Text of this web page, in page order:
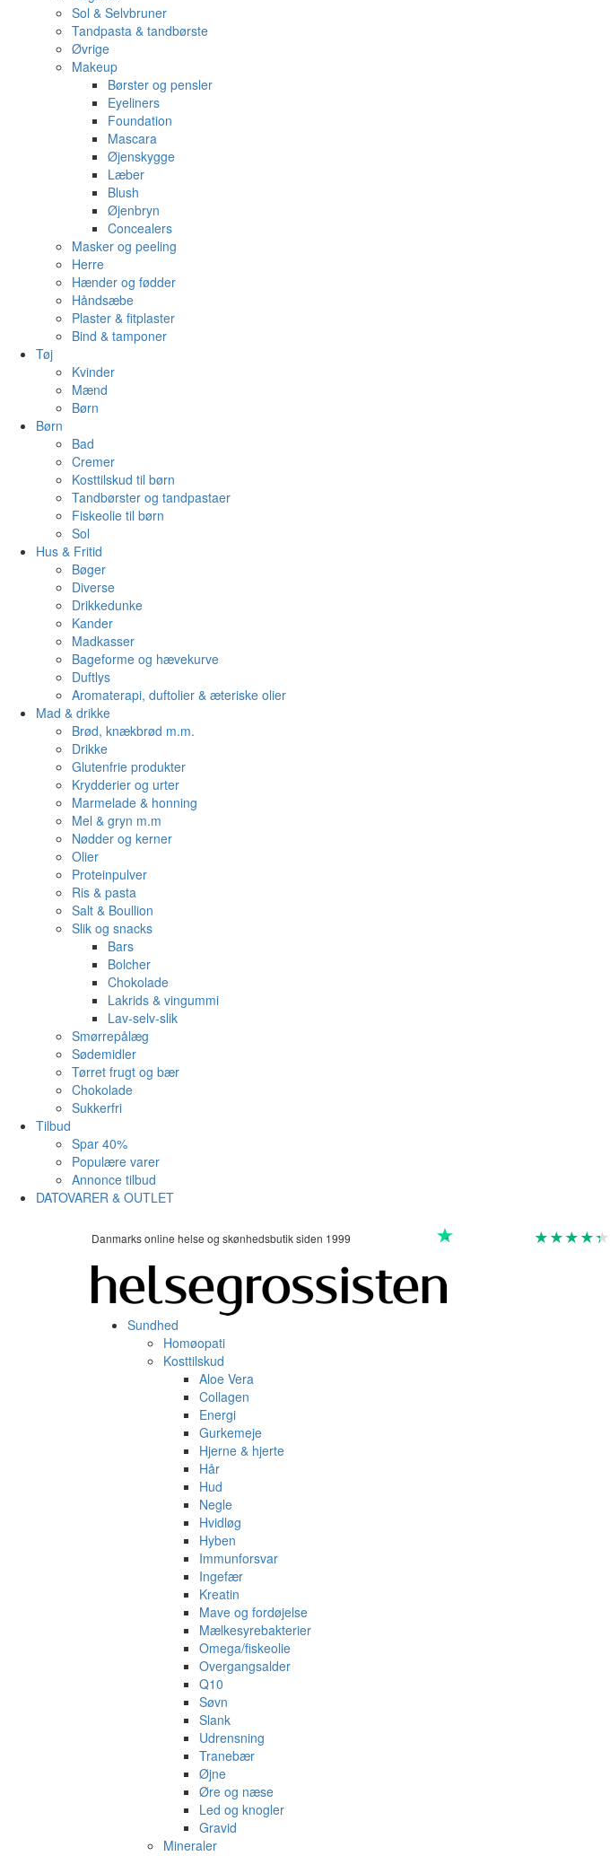
Sol & Selvbruner
Tandpasta & tandbørste
Øvrige
Makeup
Børster og pensler
Eyeliners
Foundation
Mascara
Øjenskygge
Læber
Blush
Øjenbryn
Concealers
Masker og peeling
Herre
Hænder og fødder
Håndsæbe
Plaster & fitplaster
Bind & tamponer
Tøj
Kvinder
Mænd
Børn
Børn
Bad
Cremer
Kosttilskud til børn
Tandbørster og tandpastaer
Fiskeolie til børn
Sol
Hus & Fritid
Bøger
Diverse
Drikkedunke
Kander
Madkasser
Bageforme og hævekurve
Duftlys
Aromaterapi, duftolier & æteriske olier
Mad & drikke
Brød, knækbrød m.m.
Drikke
Glutenfrie produkter
Krydderier og urter
Marmelade & honning
Mel & gryn m.m
Nødder og kerner
Olier
Proteinpulver
Ris & pasta
Salt & Boullion
Slik og snacks
Bars
Bolcher
Chokolade
Lakrids & vingummi
Lav-selv-slik
Smørrepålæg
Sødemidler
Tørret frugt og bær
Chokolade
Sukkerfri
Tilbud
Spar 40%
Populære varer
Annonce tilbud
DATOVARER & OUTLET
Danmarks online helse og skønhedsbutik siden 1999 ★ ★ ★ ★★
Sundhed
Homøopati
Kosttilskud
Aloe Vera
Collagen
Energi
Gurkemeje
Hjerne & hjerte
Hår
Hud
Negle
Hvidløg
Hyben
Immunforsvar
Ingefær
Kreatin
Mave og fordøjelse
Mælkesyrebakterier
Omega/fiskeolie
Overgangsalder
Q10
Søvn
Slank
Udrensning
Tranebær
Øjne
Øre og næse
Led og knogler
Gravid
Mineraler